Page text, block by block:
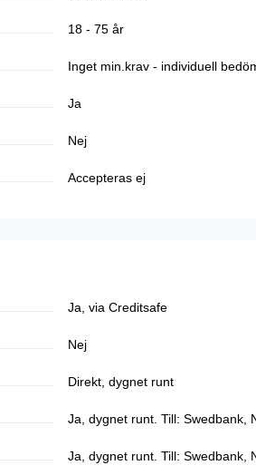
18 - 75 år
Inget min.krav - individuell
Ja
Nej
Accepteras ej
Ja, via Creditsafe
Nej
Direkt, dygnet runt
Ja, dygnet runt. Till: Swedbank,
Ja, dygnet runt. Till: Swedbank,